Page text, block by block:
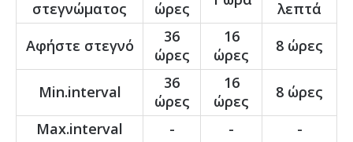
στεγνώματος
ώρες
λεπτά
Αφήστε στεγνό
36
ώρες
16
ώρες
8 ώρες
Min.interval
36
ώρες
16
ώρες
8 ώρες
Max.interval
- -
-